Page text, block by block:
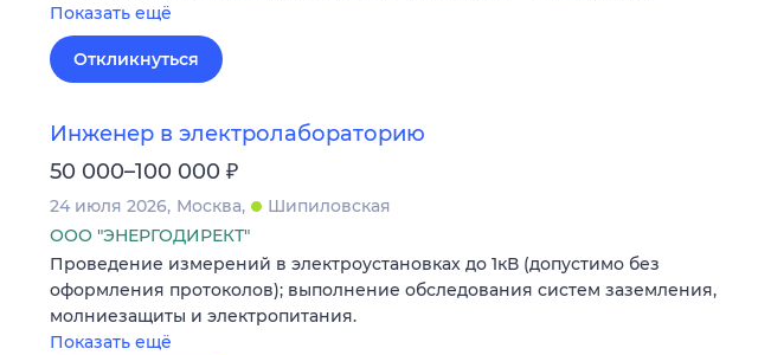
Показать ещё
Откликнуться
Инженер в электролабораторию
50 000–100 000 ₽
24 июля 2026 Москва
Шипиловская
ООО "ЭНЕРГОДИРЕКТ"
Проведение измерений в электроустановках до 1кВ (допустимо без
оформления протоколов); выполнение обследования систем заземления,
молниезащиты и электропитания.
Показать ещё